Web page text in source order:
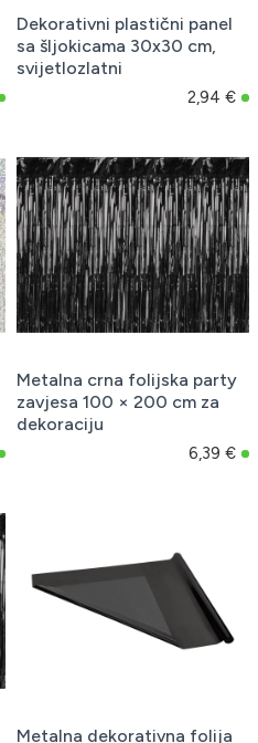
Dekorativni plastični panel
sa šljokicama 30x30 cm,
svijetlozlatni
2,94 €
Metalna crna folijska party
zavjesa 100 × 200 cm za
dekoraciju
6,39 €
Metalna dekorativna folija